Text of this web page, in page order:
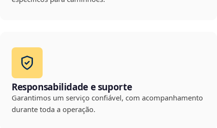
Responsabilidade e suporte
Garantimos um serviço confiável, com acompanhamento
durante toda a operação.